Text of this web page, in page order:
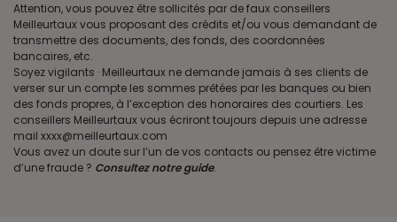
Attention, vous pouvez être sollicités par de faux conseillers
Meilleurtaux vous proposant des crédits et/ou vous demandant de
transmettre des documents, des fonds, des coordonnées
bancaires, etc.
Soyez vigilants · Meilleurtaux ne demande jamais à ses clients de
verser sur un compte les sommes prêtées par les banques ou bien
des fonds propres, à l’exception des honoraires des courtiers. Les
conseillers Meilleurtaux vous écriront toujours depuis une adresse
mail xxxx@meilleurtaux.com
Vous avez un doute sur l’un de vos contacts ou pensez être victime
d’une fraude ? Consultez notre guide.